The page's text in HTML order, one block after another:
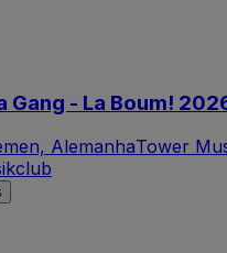
Gang - La Boum!
AlemanhaTower